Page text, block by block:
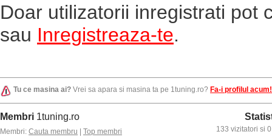
Doar utilizatorii inregistrati pot
sau Inregistreaza-te.
Tu ce masina ai? Vrei sa apara si masina ta pe 1tuning.ro? Fa-i profilul acum!
Membri 1tuning.ro
Membri: Cauta membru
Top membri
133 vizitatori si